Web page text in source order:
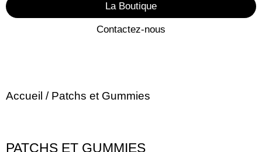
La Boutique
Contactez-nous
Accueil / Patchs et Gummies
PATCHS ET GUMMIES